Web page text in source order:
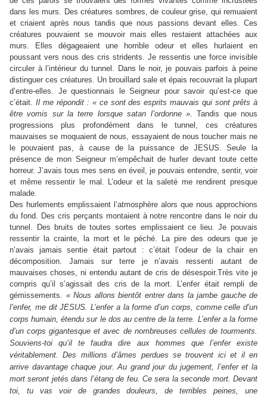
dans les murs. Des créatures sombres, de couleur grise, qui remuaient
et criaient après nous tandis que nous passions devant elles. Ces
créatures pouvaient se mouvoir mais elles restaient attachées aux
murs. Elles dégageaient une horrible odeur et elles hurlaient en
poussant vers nous des cris stridents. Je ressentis une force invisible
circuler à l’intérieur du tunnel. Dans le noir, je pouvais parfois à peine
distinguer ces créatures. Un brouillard sale et épais recouvrait la plupart
d’entre-elles. Je questionnais le Seigneur pour savoir qu’est-ce que
c’était. Il me répondit : « ce sont des esprits mauvais qui sont prêts à
être vomis sur la terre lorsque satan l’ordonne ».
Tandis que nous
progressions plus profondément dans le tunnel, ces créatures
mauvaises se moquaient de nous, essayaient de nous toucher mais ne
le pouvaient pas, à cause de la puissance de JESUS. Seule la
présence de mon Seigneur m’empêchait de hurler devant toute cette
horreur. J’avais tous mes sens en éveil, je pouvais entendre, sentir, voir
et même ressentir le mal. L’odeur et la saleté me rendirent presque
malade.
Des hurlements emplissaient l’atmosphère alors que nous approchions
du fond. Des cris perçants montaient à notre rencontre dans le noir du
tunnel. Des bruits de toutes sortes emplissaient ce lieu. Je pouvais
ressentir la crainte, la mort et le péché. La pire des odeurs que je
n’avais jamais sentie était partout : c’était l’odeur de la chair en
décomposition. Jamais sur terre je n’avais ressenti autant de
mauvaises choses, ni entendu autant de cris de désespoir.Très vite je
compris qu’il s’agissait des cris de la mort. L’enfer était rempli de
gémissements. « Nous allons bientôt entrer dans la jambe gauche de
l’enfer, me dit JESUS. L’enfer a la forme d’un corps, comme celle d’un
corps humain, étendu sur le dos au centre de la terre. L’enfer a la forme
d’un corps gigantesque et avec de nombreuses cellules de tourments.
Souviens-toi qu’il te faudra dire aux hommes que l’enfer existe
véritablement. Des millions d’âmes perdues se trouvent ici et il en
arrive davantage chaque jour. Au grand jour du jugement, l’enfer et la
mort seront jetés dans l’étang de feu. Ce sera la seconde mort. Devant
toi, tu vas voir de grandes douleurs, de terribles peines, une